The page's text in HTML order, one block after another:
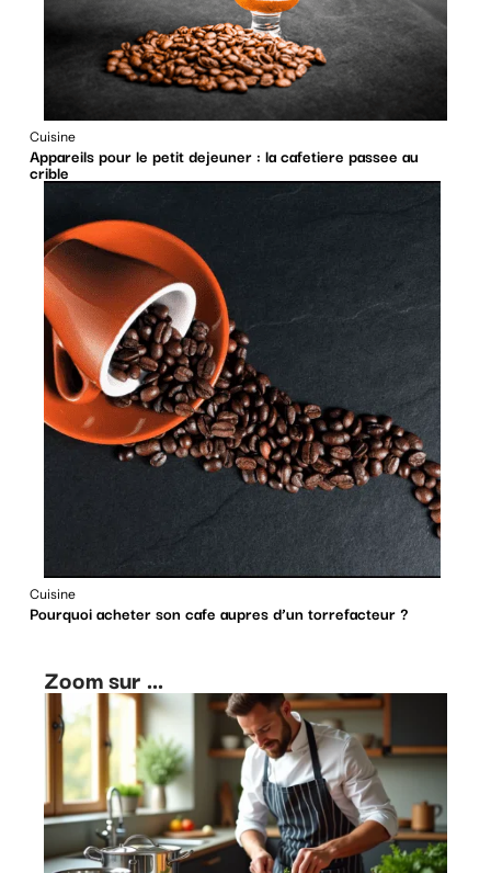
Cuisine
Appareils pour le petit dejeuner : la cafetiere passee au
crible
Cuisine
Pourquoi acheter son cafe aupres d’un torrefacteur ?
Zoom sur ...